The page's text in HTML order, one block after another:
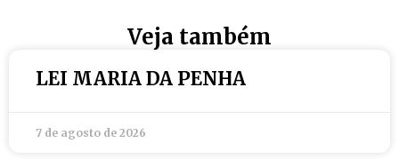
Veja também
LEI MARIA DA PENHA
7 de agosto de 2026